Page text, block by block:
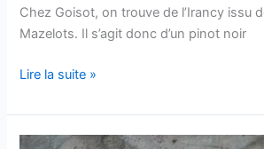
Chez Goisot, on trouve de l’Irancy issu
Mazelots. Il s’agit donc d’un pinot noir
Irancy
Les
Mazelots
Lire la suite »